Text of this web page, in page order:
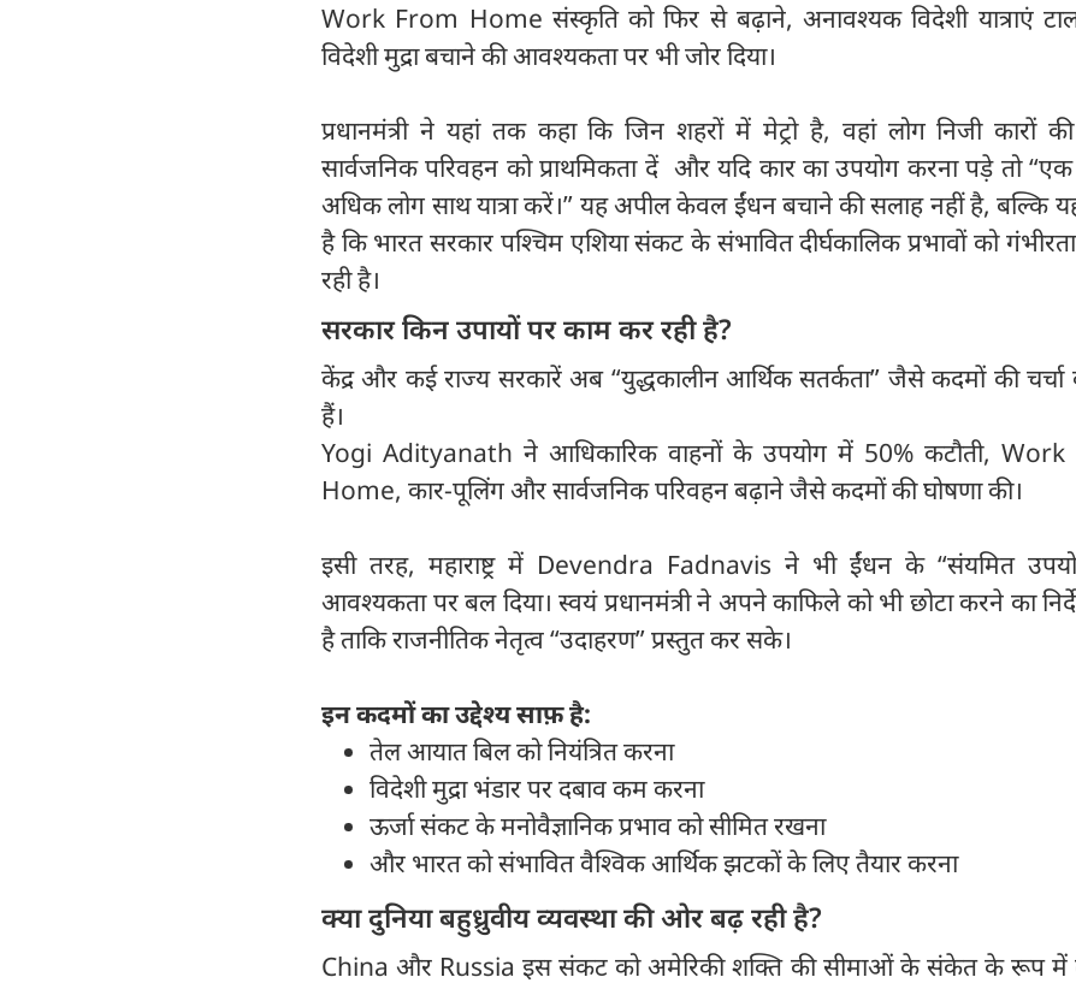
Work From Home संस्कृति को फिर से बढ़ाने, अनावश्यक विदेशी यात्राएं
विदेशी मुद्रा बचाने की आवश्यकता पर भी जोर दिया।
प्रधानमंत्री ने यहां तक कहा कि जिन शहरों में मेट्रो है, वहां लोग निजी कारों
सार्वजनिक परिवहन को प्राथमिकता दें और यदि कार का उपयोग करना पड़े तो
अधिक लोग साथ यात्रा करें।” यह अपील केवल ईंधन बचाने की सलाह नहीं है, बल्कि
है कि भारत सरकार पश्चिम एशिया संकट के संभावित दीर्घकालिक प्रभावों को
रही है।
सरकार किन उपायों पर काम कर रही है?
केंद्र और कई राज्य सरकारें अब “युद्धकालीन आर्थिक सतर्कता” जैसे कदमों की चर्चा
हैं।
Yogi Adityanath ने आधिकारिक वाहनों के उपयोग में 50% कटौती,
Home, कार-पूलिंग और सार्वजनिक परिवहन बढ़ाने जैसे कदमों की घोषणा की।
इसी तरह, महाराष्ट्र में Devendra Fadnavis ने भी ईंधन के “संयमित
आवश्यकता पर बल दिया। स्वयं प्रधानमंत्री ने अपने काफिले को भी छोटा करने का
है ताकि राजनीतिक नेतृत्व “उदाहरण” प्रस्तुत कर सके।
इन कदमों का उद्देश्य साफ़ है:
तेल आयात बिल को नियंत्रित करना
विदेशी मुद्रा भंडार पर दबाव कम करना
ऊर्जा संकट के मनोवैज्ञानिक प्रभाव को सीमित रखना
और भारत को संभावित वैश्विक आर्थिक झटकों के लिए तैयार करना
क्या दुनिया बहुध्रुवीय व्यवस्था की ओर बढ़ रही है?
China और Russia इस संकट को अमेरिकी शक्ति की सीमाओं के संकेत के रूप में